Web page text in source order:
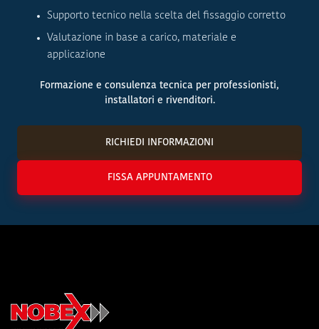
Supporto tecnico nella scelta del fissaggio corretto
Valutazione in base a carico, materiale e
applicazione
Formazione e consulenza tecnica per professionisti,
installatori e rivenditori.
RICHIEDI INFORMAZIONI
FISSA APPUNTAMENTO